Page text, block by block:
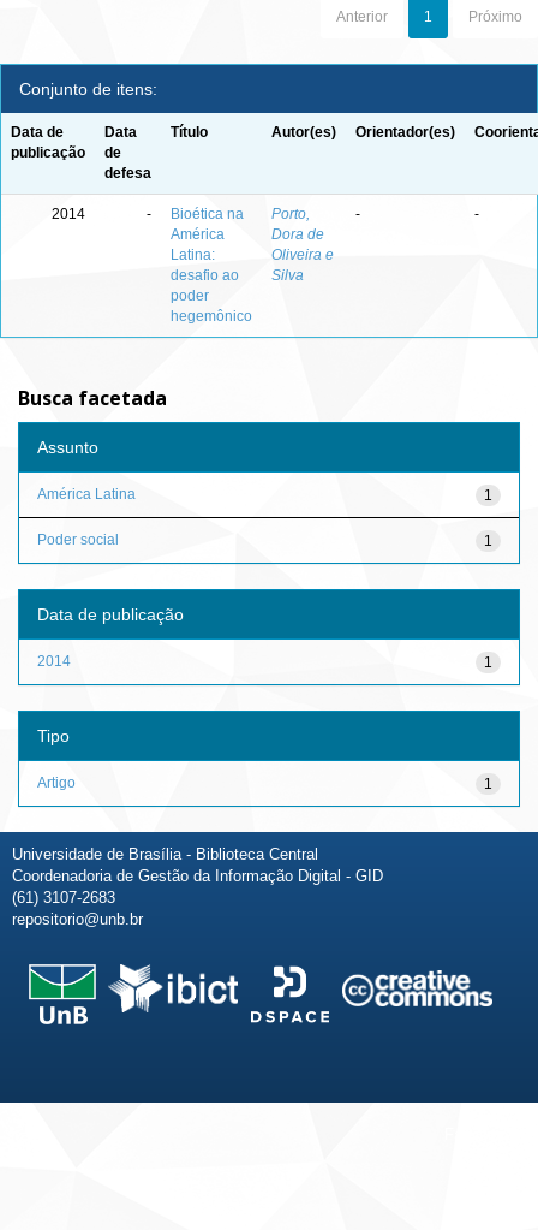
Anterior 1 Próximo
Conjunto de itens:
Data de
publicação
Data
de
defesa
Título Autor(es) Orientador(es)
2014 -
Bioética na
América
Latina:
desafio ao
poder
hegemônico
Porto,
Dora de
Oliveira e
Silva
- -
Busca facetada
Assunto
1
América Latina
1
Poder social
Data de publicação
1
2014
Tipo
1
Artigo
Universidade de Brasília - Biblioteca Central
Coordenadoria de Gestão da Informação Digital - GID
(61) 3107-2683
repositorio@unb.br